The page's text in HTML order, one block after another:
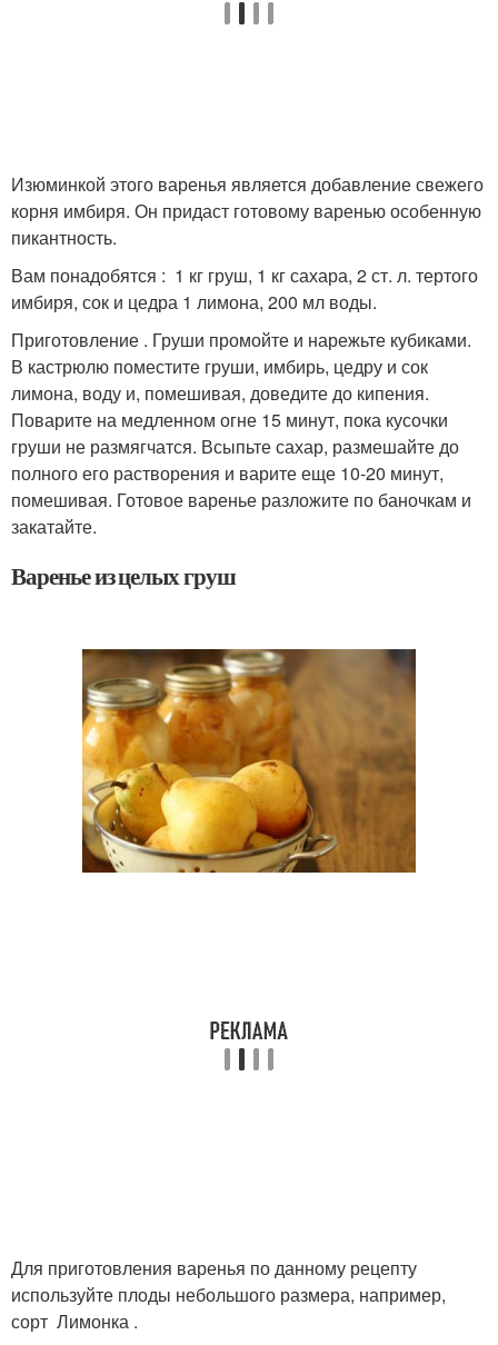
Изюминкой этого варенья является добавление свежего
корня имбиря. Он придаст готовому варенью особенную
пикантность.
Вам понадобятся : 1 кг груш, 1 кг сахара, 2 ст. л. тертого
имбиря, сок и цедра 1 лимона, 200 мл воды.
Приготовление . Груши промойте и нарежьте кубиками.
В кастрюлю поместите груши, имбирь, цедру и сок
лимона, воду и, помешивая, доведите до кипения.
Поварите на медленном огне 15 минут, пока кусочки
груши не размягчатся. Всыпьте сахар, размешайте до
полного его растворения и варите еще 10-20 минут,
помешивая. Готовое варенье разложите по баночкам и
закатайте.
Варенье из целых груш
Для приготовления варенья по данному рецепту
используйте плоды небольшого размера, например,
сорт Лимонка .